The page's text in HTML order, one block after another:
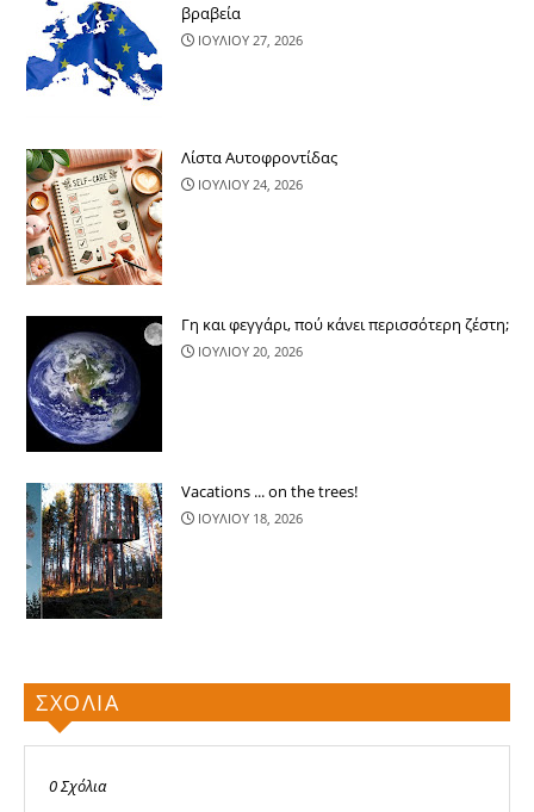
βραβεία
ΙΟΥΛΙΟΥ 27, 2026
Λίστα Αυτοφροντίδας
ΙΟΥΛΙΟΥ 24, 2026
Γη και φεγγάρι, πού κάνει περισσότερ​η ζέστη;
ΙΟΥΛΙΟΥ 20, 2026
Vacations ... on the trees!
ΙΟΥΛΙΟΥ 18, 2026
ΣΧΟΛΙΑ
0 Σχόλια